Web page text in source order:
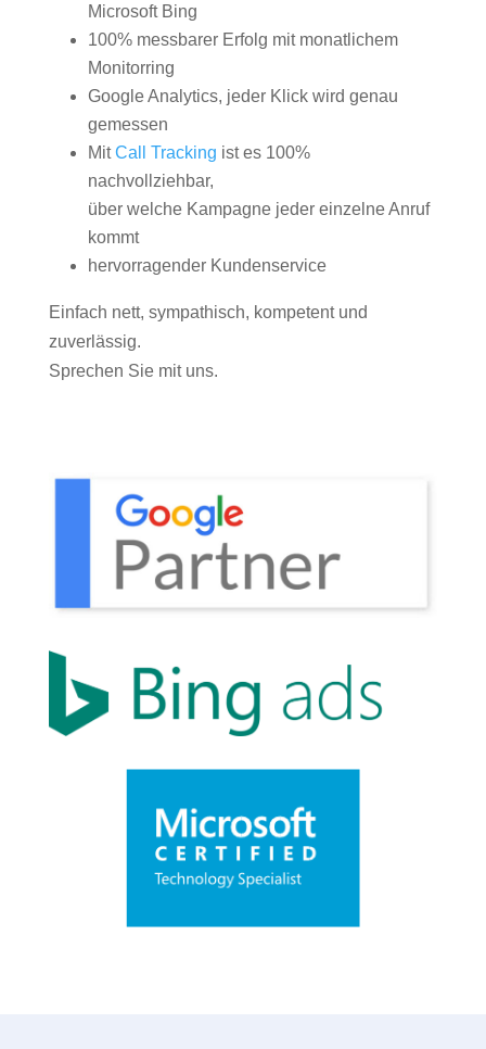
Microsoft Bing
100% messbarer Erfolg mit monatlichem
Monitorring
Google Analytics, jeder Klick wird genau
gemessen
MitCall Tracking ist es 100%
nachvollziehbar,
über welche Kampagne jeder einzelne Anruf
kommt
hervorragender Kundenservice
Einfach nett, sympathisch, kompetent und
zuverlässig.
Sprechen Sie mit uns.